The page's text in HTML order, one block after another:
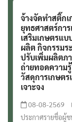
จ้างจัดทำสติ๊ก
ยุทธศาสตร์การ
เสริมเกษตรแ
ผลิต กิจกรรมร
ปรับเพิ่มผลิตภ
ถ่ายทอดความ
วัสดุการเกษต
เจาะจง
08-08-2569
ประกาศรายชื่อผู้ช